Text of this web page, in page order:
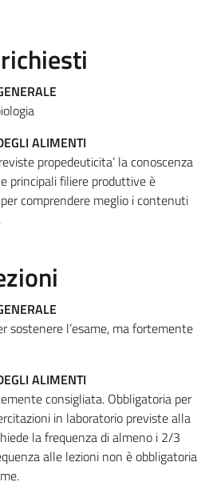
ALIMENTI
propedeuticita’ la conoscenza
principali filiere produttive è
comprendere meglio i contenuti
sostenere l’esame, ma fortemente
ALIMENTI
consigliata. Obbligatoria per
in laboratorio previste alla
la frequenza di almeno i 2/3
alle lezioni non è obbligatoria